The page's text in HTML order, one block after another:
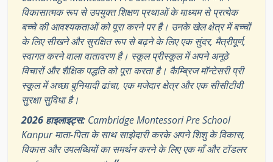
विकासात्मक रूप से उपयुक्त शिक्षण प्रथाओं के माध्यम से प्रत्येक
बच्चे की आवश्यकताओं को पूरा करने पर है। उनके खेल क्षेत्र में बच्चों
के लिए सीखने और सुरक्षित रूप से बढ़ने के लिए एक सुंदर, मैत्रीपूर्ण,
स्वागत करने वाला वातावरण है। स्कूल प्रीस्कूल में अपने अनूठे
विचारों और शैक्षिक पद्धति को पूरा करता है। कैम्ब्रिज मॉन्टेसरी प्री
स्कूल में अच्छा बुनियादी ढांचा, एक मजेदार क्षेत्र और एक सीसीटीवी
सुरक्षा सुविधा है।
2026 हाइलाइट्स: Cambridge Montessori Pre School
Kanpur माता-पिता के साथ साझेदारी करके अपने शिशु के विकास,
विकास और उपलब्धियों का समर्थन करने के लिए एक माँ और टॉडलर